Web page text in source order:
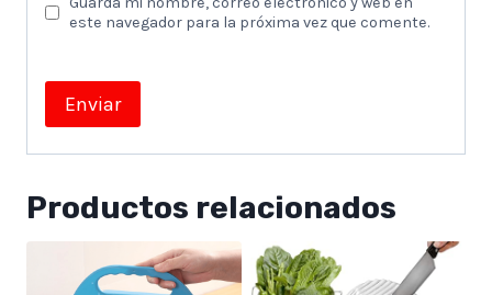
este navegador para la próxima vez que comente.
Productos relacionados